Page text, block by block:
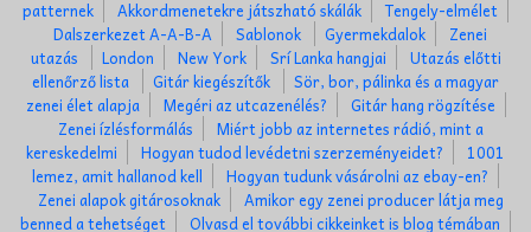
patternek
Akkordmenetekre játszható skálák
Tengely-elmélet
Dalszerkezet A-A-B-A
Sablonok Gyermekdalok
Zenei
utazás
London New York Srí Lanka hangjai
Utazás előtti
ellenőrző lista
Gitár kiegészítők
Sör, bor, pálinka és a magyar
zenei élet alapja
Megéri az utcazenélés?
Gitár hang rögzítése
Zenei ízlésformálás
Miért jobb az internetes rádió, mint a
kereskedelmi
Hogyan tudod levédetni szerzeményeidet?
1001
lemez, amit hallanod kell
Hogyan tudunk vásárolni az ebay-en?
Zenei alapok gitárosoknak
Amikor egy zenei producer látja meg
benned a tehetséget
Olvasd el további cikkeinket is blog témában